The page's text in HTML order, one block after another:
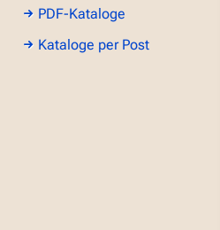
PDF-Kataloge
Kataloge per Post